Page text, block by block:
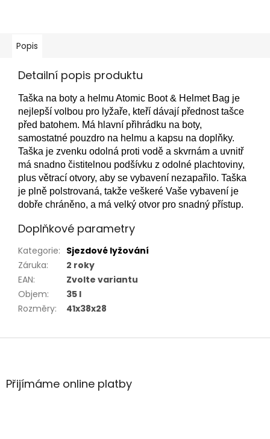
Popis
Detailní popis produktu
Taška na boty a helmu Atomic Boot & Helmet Bag je
nejlepší volbou pro lyžaře, kteří dávají přednost tašce
před batohem. Má hlavní přihrádku na boty,
samostatné pouzdro na helmu a kapsu na doplňky.
Taška je zvenku odolná proti vodě a skvrnám a uvnitř
má snadno čistitelnou podšívku z odolné plachtoviny,
plus větrací otvory, aby se vybavení nezapařilo. Taška
je plně polstrovaná, takže veškeré Vaše vybavení je
dobře chráněno, a má velký otvor pro snadný přístup.
Doplňkové parametry
Kategorie: Sjezdové lyžování
Záruka:
2 roky
EAN:
Zvolte variantu
Objem:
35 l
Rozměry: 41x38x28
Z
aPřijímáme online platby